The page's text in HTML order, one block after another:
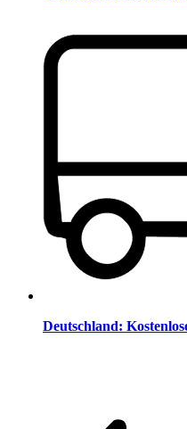
Deutschland: